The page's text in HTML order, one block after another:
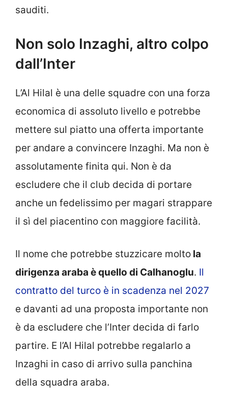
sauditi.
Non solo Inzaghi, altro colpo
dall’Inter
L’Al Hilal è una delle squadre con una forza
economica di assoluto livello e potrebbe
mettere sul piatto una offerta importante
per andare a convincere Inzaghi. Ma non è
assolutamente finita qui. Non è da
escludere che il club decida di portare
anche un fedelissimo per magari strappare
il sì del piacentino con maggiore facilità.
Il nome che potrebbe stuzzicare molto la
dirigenza araba è quello di Calhanoglu. Il
contratto del turco è in scadenza nel 2027
e davanti ad una proposta importante non
è da escludere che l’Inter decida di farlo
partire. E l’Al Hilal potrebbe regalarlo a
Inzaghi in caso di arrivo sulla panchina
della squadra araba.